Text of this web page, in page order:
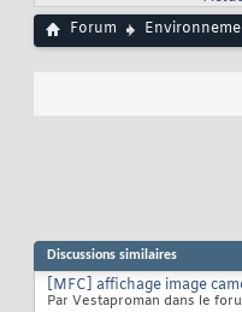
Forum
Discussions similaires
[MFC] affichage image
Par Vestaproman dans le